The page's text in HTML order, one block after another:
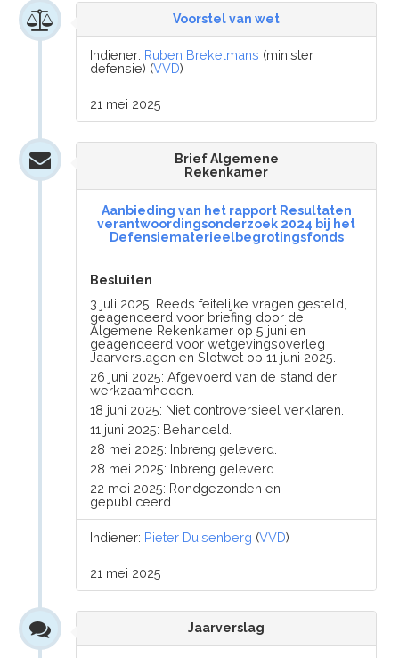
Voorstel van wet
Indiener: Ruben Brekelmans (minister
defensie) (VVD)
21 mei 2025
Brief Algemene
Rekenkamer
Aanbieding van het rapport Resultaten
verantwoordingsonderzoek 2024 bij het
Defensiematerieelbegrotingsfonds
Besluiten
3 juli 2025: Reeds feitelijke vragen gesteld,
geagendeerd voor briefing door de
Algemene Rekenkamer op 5 juni en
geagendeerd voor wetgevingsoverleg
Jaarverslagen en Slotwet op 11 juni 2025.
26 juni 2025: Afgevoerd van de stand der
werkzaamheden.
18 juni 2025: Niet controversieel verklaren.
11 juni 2025: Behandeld.
28 mei 2025: Inbreng geleverd.
28 mei 2025: Inbreng geleverd.
22 mei 2025: Rondgezonden en
gepubliceerd.
Indiener: Pieter Duisenberg (VVD)
21 mei 2025
Jaarverslag